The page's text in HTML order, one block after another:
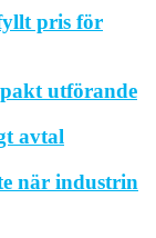
pris för
utförande
avtal
när industrin